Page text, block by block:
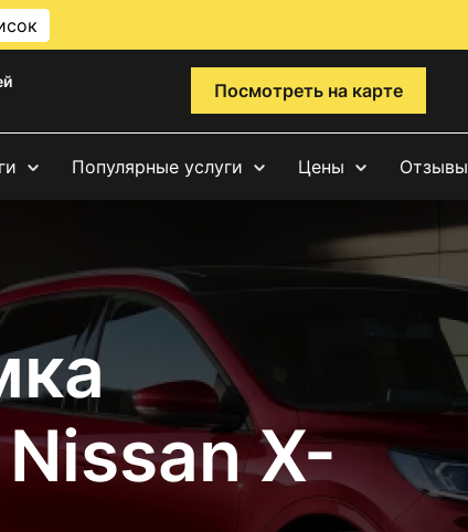
Посмотреть на карте
Популярные услуги Цены Отзывы
X-